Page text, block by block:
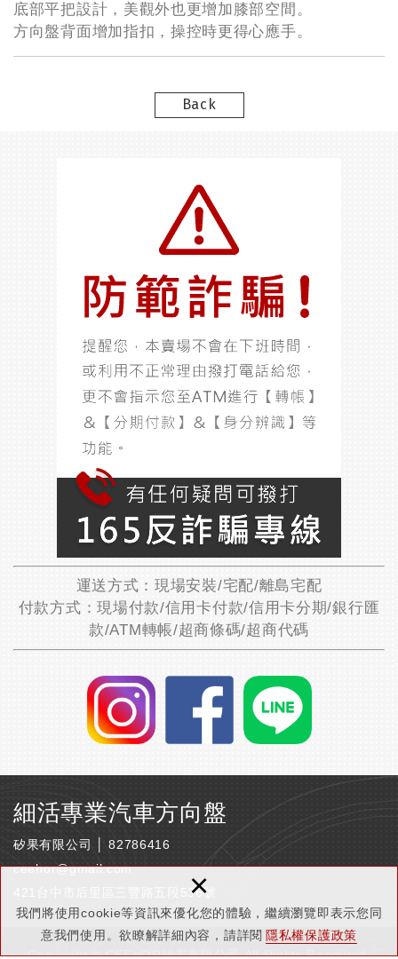
我們將使用cookie等資訊來優化您的體驗，繼續瀏覽即表示您同
意我們使用。欲瞭解詳細內容，請詳閱 隱私權保護政策
×
底部平把設計，美觀外也更增加膝部空間。
方向盤背面增加指扣，操控時更得心應手。
Back
運送方式：現場安裝/宅配/離島宅配
付款方式：現場付款/信用卡付款/信用卡分期/銀行匯
款/ATM轉帳/超商條碼/超商代碼
細活專業汽車方向盤
矽果有限公司 │ 82786416
ceehor@gmail.com
421台中市后里區三豐路五段536號
Copyright © CEEHOR矽果有限公司 All Rights Reserved.